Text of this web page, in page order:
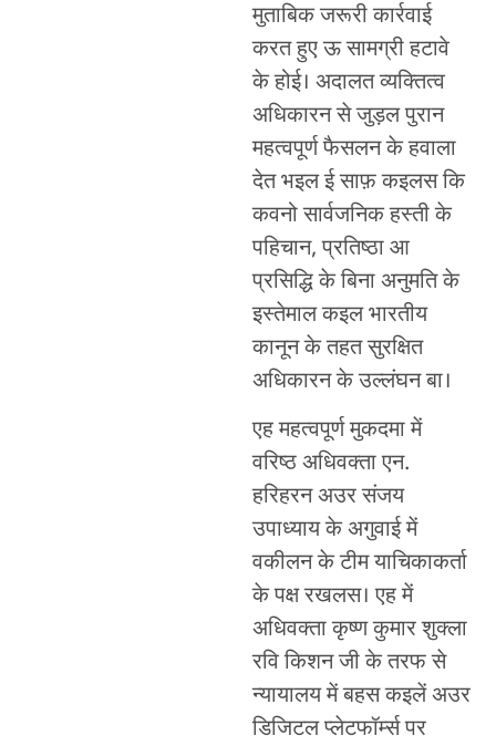
मुताबिक जरूरी कार्रवाई
करत हुए ऊ सामग्री हटावे
के होई। अदालत व्यक्तित्व
अधिकारन से जुड़ल पुरान
महत्वपूर्ण फैसलन के हवाला
देत भइल ई साफ़ कइलस कि
कवनो सार्वजनिक हस्ती के
पहिचान, प्रतिष्ठा आ
प्रसिद्धि के बिना अनुमति के
इस्तेमाल कइल भारतीय
कानून के तहत सुरक्षित
अधिकारन के उल्लंघन बा।
एह महत्वपूर्ण मुकदमा में
वरिष्ठ अधिवक्ता एन.
हरिहरन अउर संजय
उपाध्याय के अगुवाई में
वकीलन के टीम याचिकाकर्ता
के पक्ष रखलस। एह में
अधिवक्ता कृष्ण कुमार शुक्ला
रवि किशन जी के तरफ से
न्यायालय में बहस कइलें अउर
डिजिटल प्लेटफॉर्म्स पर